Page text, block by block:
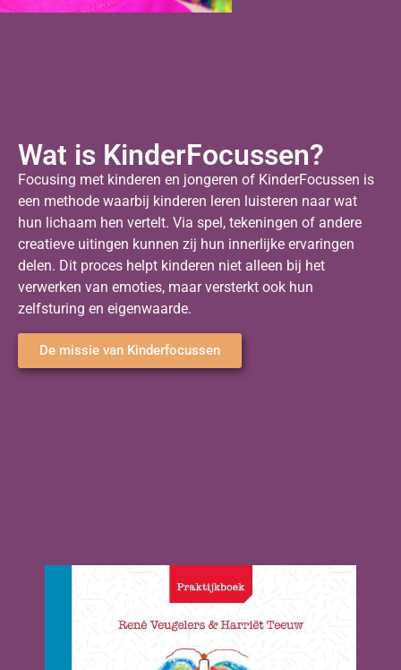
Wat is KinderFocussen?
Focusing met kinderen en jongeren of KinderFocussen is
een methode waarbij kinderen leren luisteren naar wat
hun lichaam hen vertelt. Via spel, tekeningen of andere
creatieve uitingen kunnen zij hun innerlijke ervaringen
delen. Dit proces helpt kinderen niet alleen bij het
verwerken van emoties, maar versterkt ook hun
zelfsturing en eigenwaarde.
De missie van Kinderfocussen